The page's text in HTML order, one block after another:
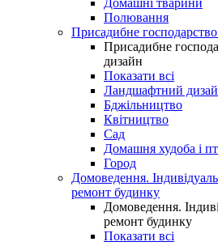
Домашні тварини
Полювання
Присадибне
Присадибне
дизайн
Показати всі
Ландшафтний
Бджільництво
Квітництво
Сад
Домашня худоба і
Город
Домоведення.
ремонт будинку
Домоведення.
ремонт будинку
Показати всі